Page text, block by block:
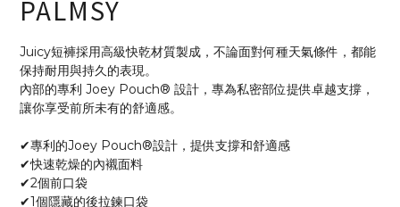
PALMSY
Juicy短褲採用高級快乾材質製成，不論面對何種天氣條件，都能
保持耐用與持久的表現。
內部的專利 Joey Pouch® 設計，專為私密部位提供卓越支撐，
讓你享受前所未有的舒適感。
✔︎專利的Joey Pouch®設計，提供支撐和舒適感
✔︎快速乾燥的內襯面料
✔︎2個前口袋
✔︎1個隱藏的後拉鍊口袋